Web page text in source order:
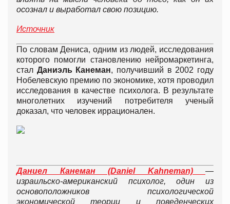
осознал и выработал свою позицию.
Источник
По словам Дениса, одним из людей, исследования
которого помогли становлению нейромаркетинга,
стал Даниэль Канеман, получивший в 2002 году
Нобелевскую премию по экономике, хотя проводил
исследования в качестве психолога. В результате
многолетних изучений потребителя ученый
доказал, что человек иррационален.
Даниел Канеман (Daniel Kahneman) —
израильско-американский психолог, один из
основоположников психологической
экономической теории и поведенческих